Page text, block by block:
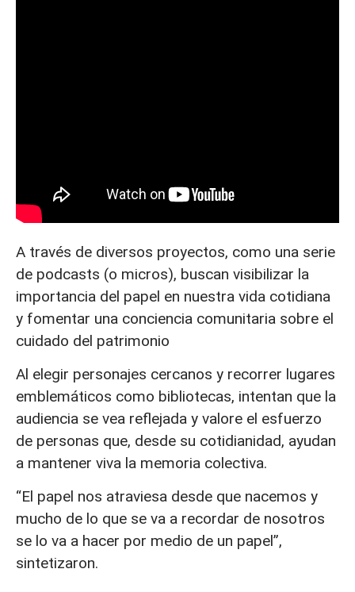
A través de diversos proyectos, como una serie
de podcasts (o micros), buscan visibilizar la
importancia del papel en nuestra vida cotidiana
y fomentar una conciencia comunitaria sobre el
cuidado del patrimonio
Al elegir personajes cercanos y recorrer lugares
emblemáticos como bibliotecas, intentan que la
audiencia se vea reflejada y valore el esfuerzo
de personas que, desde su cotidianidad, ayudan
a mantener viva la memoria colectiva.
“El papel nos atraviesa desde que nacemos y
mucho de lo que se va a recordar de nosotros
se lo va a hacer por medio de un papel”,
sintetizaron.